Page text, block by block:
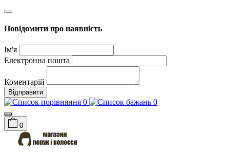
Повідомити про наявність
Ім'я
Електронна пошта
Коментарій
Відправити
0 0
0